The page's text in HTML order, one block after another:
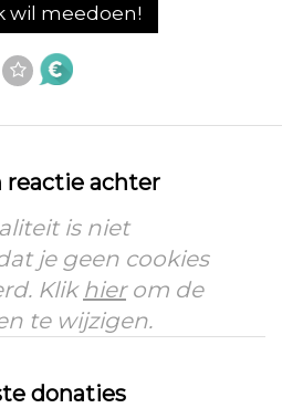
wil meedoen!
reactie achter
is niet
je geen cookies
Klik hierom de
te wijzigen.
donaties